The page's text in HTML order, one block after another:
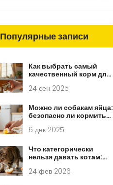
Популярные записи
Как выбрать самый
качественный корм для
проверенные критерии
24 сен 2025
Можно ли собакам яйца:
безопасно ли кормить
правильно их давать
6 дек 2025
Что категорически
нельзя давать котам:
продуктов
24 фев 2026